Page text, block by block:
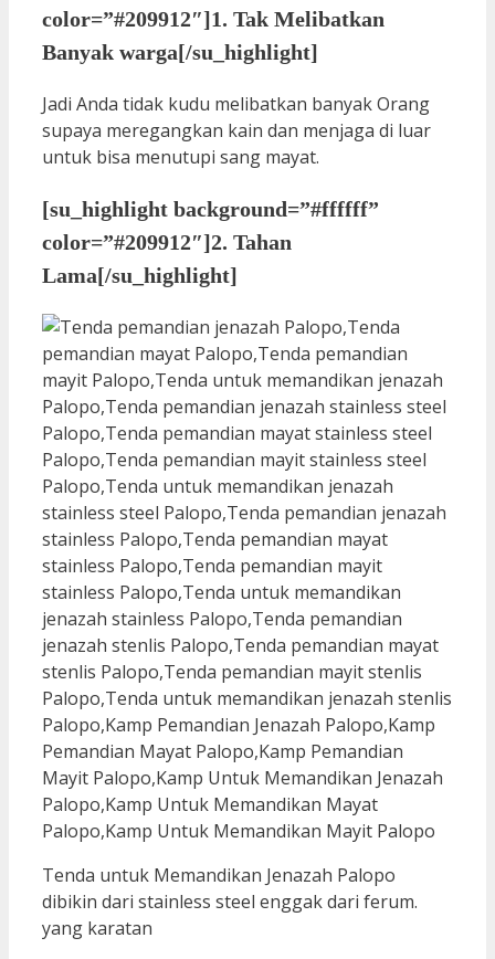
color=”#209912″]1. Tak Melibatkan
Banyak warga[/su_highlight]
Jadi Anda tidak kudu melibatkan banyak Orang
supaya meregangkan kain dan menjaga di luar
untuk bisa menutupi sang mayat.
[su_highlight background=”#ffffff”
color=”#209912″]2. Tahan
Lama[/su_highlight]
Tenda untuk Memandikan Jenazah Palopo
dibikin dari stainless steel enggak dari ferum.
yang karatan